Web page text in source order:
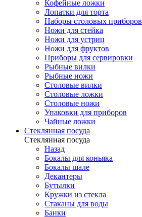
Кофейные ложки
Лопатки для торта
Наборы столовых приборов
Ножи для стейка
Ножи для устриц
Ножи для фруктов
Приборы для сервировки
Рыбные вилки
Рыбные ножи
Столовые вилки
Столовые ложки
Столовые ножи
Упаковки для приборов
Чайные ложки
Стеклянная посуда
Стеклянная посуда
Назад
Бокалы для коньяка
Бокалы шале
Декантеры
Бутылки
Кружки из стекла
Стаканы для воды
Банки